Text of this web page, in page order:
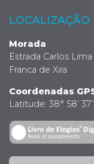
LOCALIZAÇÃO
Morada
Estrada Carlos
Franca de Xira
Coordenadas
Latitude: 38° 58’ 37’’